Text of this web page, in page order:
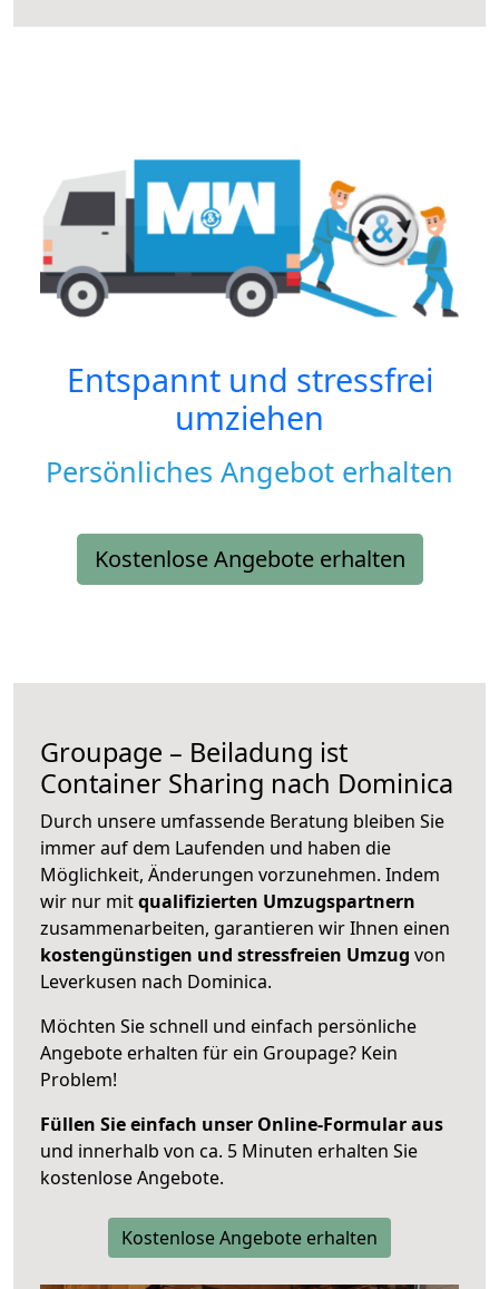
Entspannt und stressfrei
umziehen
Persönliches Angebot erhalten
Kostenlose Angebote erhalten
Groupage – Beiladung ist
Container Sharing nach Dominica
Durch unsere umfassende Beratung bleiben Sie
immer auf dem Laufenden und haben die
Möglichkeit, Änderungen vorzunehmen. Indem
wir nur mitqualifizierten Umzugspartnern
zusammenarbeiten, garantieren wir Ihnen einen
kostengünstigen und stressfreien Umzug von
Leverkusen nach Dominica.
Möchten Sie schnell und einfach persönliche
Angebote erhalten für ein Groupage? Kein
Problem!
Füllen Sie einfach unser Online-Formular aus
und innerhalb von ca. 5 Minuten erhalten Sie
kostenlose Angebote.
Kostenlose Angebote erhalten